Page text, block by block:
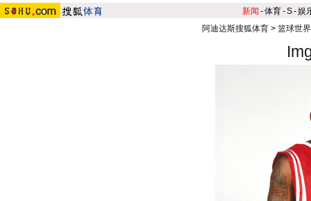
新闻 -体育-S-娱
阿迪达斯搜狐体育> 篮球世界